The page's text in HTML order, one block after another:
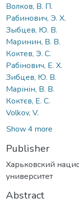
Волков, В. П.
Рабинович, Э. Х.
Зыбцев, Ю. В.
Маринин, В. В.
Коктев, Э. С.
Рабінович, Е. Х.
Зибцев, Ю. В.
Марінін, В. В.
Коктєв, Е. С.
Volkov, V.
Show 4 more
Publisher
Харьковский
университет
Abstract